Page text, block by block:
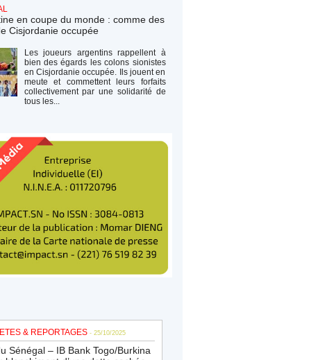
en coupe du monde : comme des
Cisjordanie occupée
Les joueurs argentins rappellent à
bien des égards les colons sionistes
en Cisjordanie occupée. Ils jouent en
meute et commettent leurs forfaits
collectivement par une solidarité de
tous les...
& REPORTAGES - 25/10/2025
Sénégal – IB Bank Togo/Burkina